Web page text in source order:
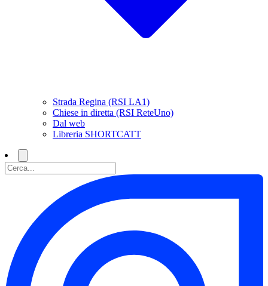
Strada Regina (RSI LA1)
Chiese in diretta (RSI ReteUno)
Dal web
Libreria SHORTCATT